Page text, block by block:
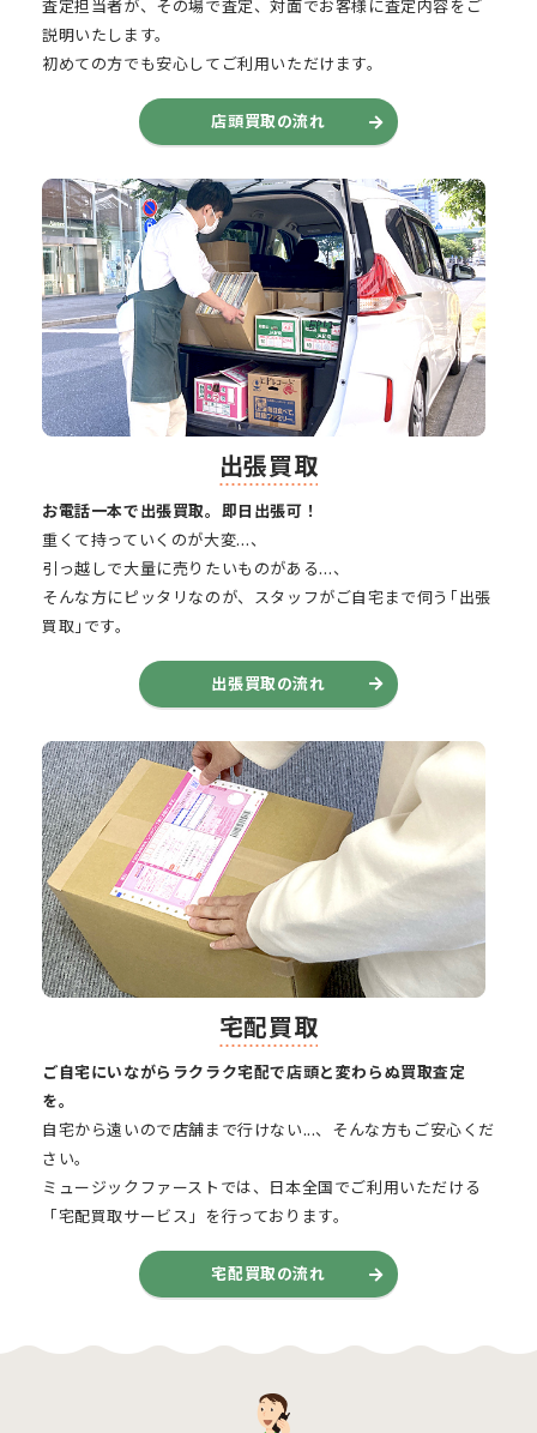
査定担当者が、その場で査定、対面でお客様に査定内容をご
説明いたします。
初めての方でも安心してご利用いただけます。
店頭買取の流れ
出張買取
お電話一本で出張買取。即日出張可！
重くて持っていくのが大変…、
引っ越しで大量に売りたいものがある…、
そんな方にピッタリなのが、スタッフがご自宅まで伺う｢出張
買取｣です。
出張買取の流れ
宅配買取
ご自宅にいながらラクラク宅配で店頭と変わらぬ買取査定
を。
自宅から遠いので店舗まで行けない...、そんな方もご安心くだ
さい。
ミュージックファーストでは、日本全国でご利用いただける
「宅配買取サービス」を行っております。
宅配買取の流れ